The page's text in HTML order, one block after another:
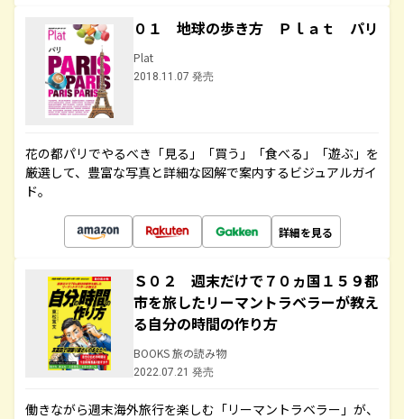
０１ 地球の歩き方 Ｐｌａｔ パリ
Plat
2018.11.07 発売
花の都パリでやるべき「見る」「買う」「食べる」「遊ぶ」を
厳選して、豊富な写真と詳細な図解で案内するビジュアルガイ
ド。
詳細を見る
Ｓ０２ 週末だけで７０ヵ国１５９都
市を旅したリーマントラベラーが教え
る自分の時間の作り方
BOOKS 旅の読み物
2022.07.21 発売
働きながら週末海外旅行を楽しむ「リーマントラベラー」が、